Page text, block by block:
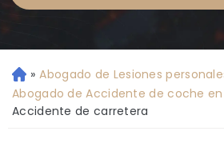
Ini
ci
o
» Abogado de Lesiones
Abogado de Accidente de coche
Accidente de carretera